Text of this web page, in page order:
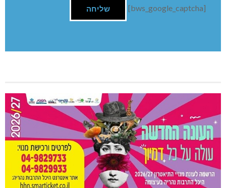
[bws_google_captcha]